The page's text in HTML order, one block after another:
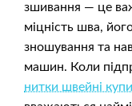
зшивання — це
міцність шва,
зношування та
машин. Коли
нитки швейні